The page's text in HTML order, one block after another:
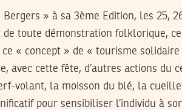
Bergers » à sa 3ème Edition, les 25,
toute démonstration folklorique,
« concept » de « tourisme solidaire
avec cette fête, d’autres actions du
volant, la moisson du blé, la
pour sensibiliser l’individu à